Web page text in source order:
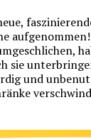
sie
und